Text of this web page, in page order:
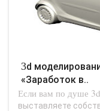
3d моделирование — прибыльный бизнес. -
«Заработок в..
Если вам по душе
выставляете